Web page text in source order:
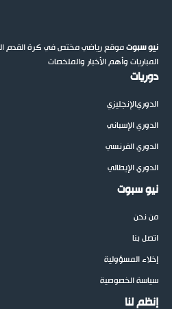
نيو سبوتموقع رياضي مختص في كرة القدم
المباريات وأهم الأخبار والملخصات
دوريات
الدوريالإنجليزي
الدوري الإسباني
الدوري الفرنسي
الدوري الإيطالي
نيو سبوت
من نحن
اتصل بنا
إخلاء المسؤولية
سياسة الخصوصية
إنظم لنا